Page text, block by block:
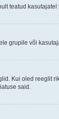
teatud
grupile või
Kui oled reeglit
said.